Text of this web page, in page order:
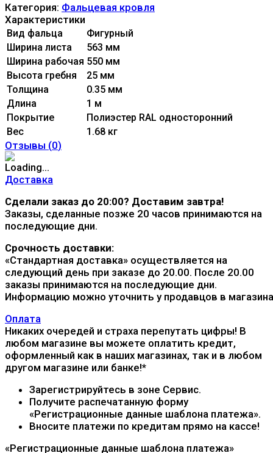
Категория: Фальцевая кровля
Характеристики
Вид фальца
Фигурный
Ширина листа
563 мм
Ширина рабочая 550 мм
Высота гребня
25 мм
Толщина
0.35 мм
Длина
1 м
Покрытие
Полиэстер RAL односторонний
Вес
1.68 кг
Отзывы (0)
Доставка
Сделали заказ до 20:00? Доставим завтра!
Заказы, сделанные позже 20 часов принимаются на
последующие дни.
Срочность доставки:
«Стандартная доставка» осуществляется на
следующий день при заказе до 20.00. После 20.00
заказы принимаются на последующие дни.
Информацию можно уточнить у продавцов в
Оплата
Никаких очередей и страха перепутать цифры! В
любом магазине вы можете оплатить кредит,
оформленный как в наших магазинах, так и в любом
другом магазине или банке!*
Зарегистрируйтесь в зоне Сервис.
Получите распечатанную форму
«Регистрационные данные шаблона платежа».
Вносите платежи по кредитам прямо на кассе!
«Регистрационные данные шаблона платежа»